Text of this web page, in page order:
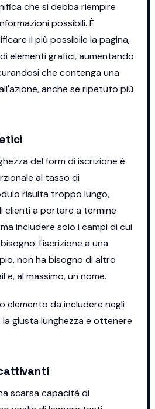
che si debba riempire
possibili. È
il più possibile la pagina,
elementi grafici, aumentando
che contenga una
anche se ripetuto più
del form di iscrizione è
al tasso di
risulta troppo lungo,
clienti a portare a termine
includere solo i campi di cui
l'iscrizione a una
non ha bisogno di altro
e, al massimo, un nome.
elemento da includere negli
giusta lunghezza e ottenere
scarsa capacità di